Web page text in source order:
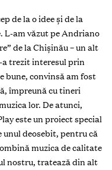
de la o idee și de la
L-am văzut pe Andriano
de la Chișinău – un alt
trezit interesul prin
bune, convinsă am fost
împreună cu tineri
lor. De atunci,
este un proiect special
deosebit, pentru că
muzica de calitate
nostru, tratează din alt